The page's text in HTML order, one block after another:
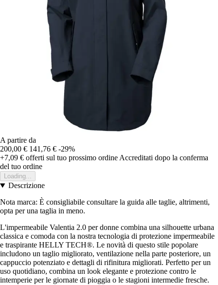
A partire da
200,00 € 141,76 € -29%
+7,09 € offerti sul tuo prossimo ordine Accreditati dopo la conferma
del tuo ordine
Loading...
Descrizione
Nota marca: È consigliabile consultare la guida alle taglie, altrimenti,
opta per una taglia in meno.
L'impermeabile Valentia 2.0 per donne combina una silhouette urbana
classica e comoda con la nostra tecnologia di protezione impermeabile
e traspirante HELLY TECH®. Le novità di questo stile popolare
includono un taglio migliorato, ventilazione nella parte posteriore, un
cappuccio potenziato e dettagli di rifinitura migliorati. Perfetto per un
uso quotidiano, combina un look elegante e protezione contro le
intemperie per le giornate di pioggia o le stagioni intermedie fresche.